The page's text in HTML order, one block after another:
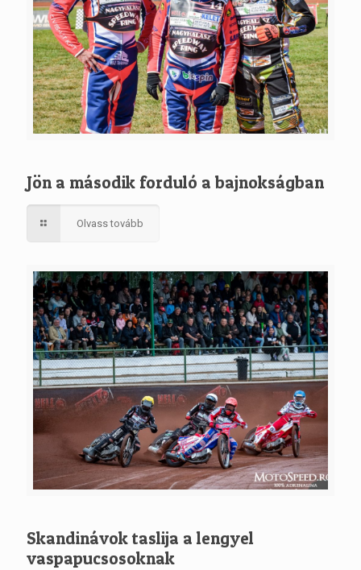
Jön a második forduló a bajnokságban
Olvass tovább
Skandinávok taslija a lengyel
vaspapucsosoknak